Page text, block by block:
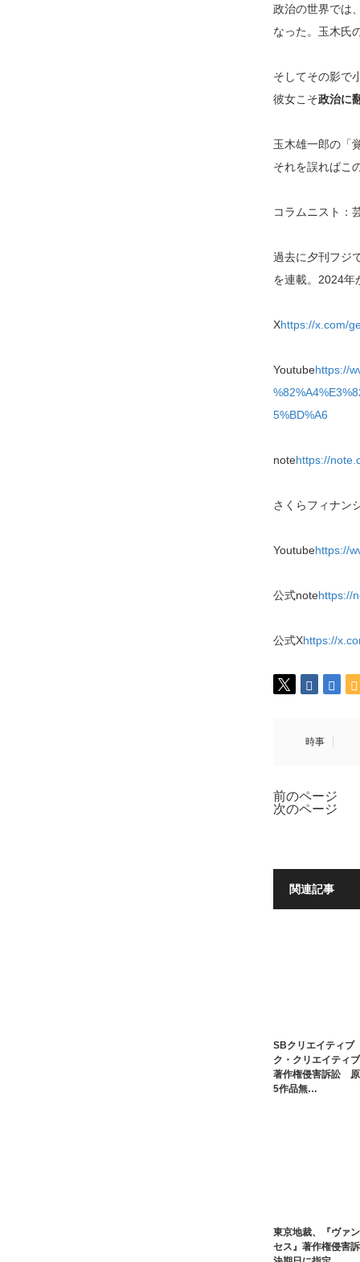
政治の世界では
なった。玉木氏
そしてその影で
彼女こそ政治に
玉木雄一郎の「
それを誤ればこ
コラムニスト：
過去に夕刊フジ
を連載。2024年
Xhttps://x.com/
Youtubehttps://
5%BD%A6
notehttps://
さくらフィナン
Youtubehttps://
公式notehttps://
公式Xhttps://
時事
前のページ
次のページ
関連記事
SBクリエイティブ
ク・クリエイティ
著作権侵害訴訟
5作品無…
東京地裁、『ヴァ
セス』著作権侵害